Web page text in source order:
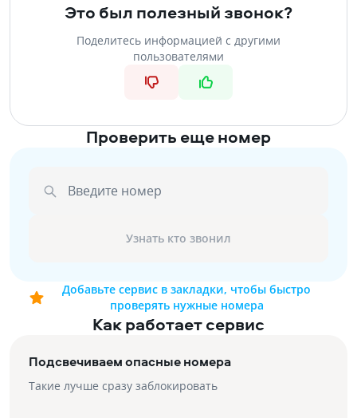
Это был полезный звонок?
Поделитесь информацией с другими
пользователями
Проверить еще номер
Введите номер
Узнать кто звонил
Добавьте сервис в закладки, чтобы быстро
проверять нужные номера
Как работает сервис
Подсвечиваем опасные номера
Такие лучше сразу заблокировать